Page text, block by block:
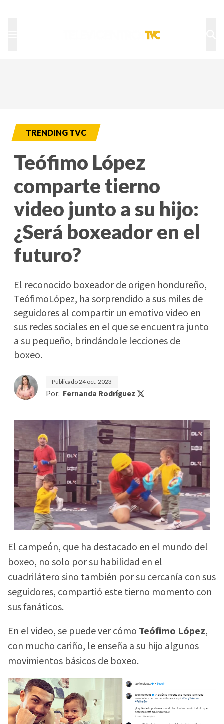
TRENDING TVC
Teófimo López
comparte tierno
video junto a su hijo:
¿Será boxeador en el
futuro?
El reconocido boxeador de origen hondureño,
TeófimoLópez, ha sorprendido a sus miles de
seguidores al compartir un emotivo video en
sus redes sociales en el que se encuentra junto
a su pequeño, brindándole lecciones de
boxeo.
Publicado24 oct. 2023
Por: Fernanda Rodríguez
El campeón, que ha destacado en el mundo del
boxeo, no solo por su habilidad en el
cuadrilátero sino también por su cercanía con sus
seguidores, compartió este tierno momento con
sus fanáticos.
En el video, se puede ver cómo Teófimo López,
con mucho cariño, le enseña a su hijo algunos
movimientos básicos de boxeo.